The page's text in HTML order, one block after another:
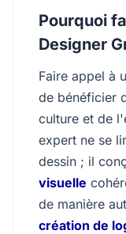
Pourquoi
Designer
Faire appel à
de bénéficier
culture et de
expert ne se
dessin ; il
visuelle
de manière
création de